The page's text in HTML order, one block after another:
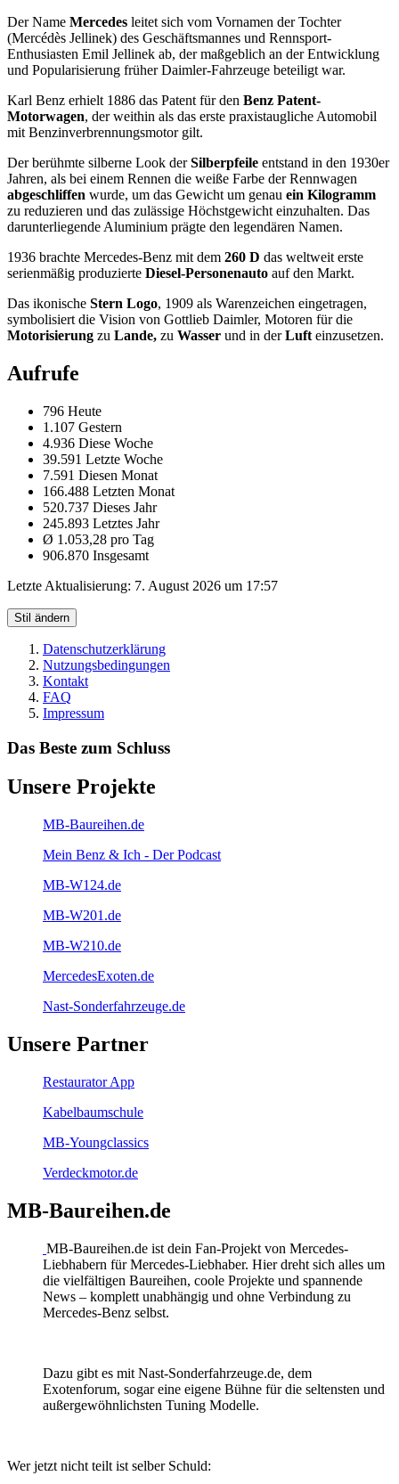
Der Name Mercedes leitet sich vom Vornamen der Tochter
(Mercédès Jellinek) des Geschäftsmannes und Rennsport-
Enthusiasten Emil Jellinek ab, der maßgeblich an der Entwicklung
und Popularisierung früher Daimler-Fahrzeuge beteiligt war.
Karl Benz erhielt 1886 das Patent für den Benz Patent-
Motorwagen, der weithin als das erste praxistaugliche Automobil
mit Benzinverbrennungsmotor gilt.
Der berühmte silberne Look derSilberpfeile entstand in den 1930er
Jahren, als bei einem Rennen die weiße Farbe der Rennwagen
abgeschliffen wurde, um das Gewicht um genau ein Kilogramm
zu reduzieren und das zulässige Höchstgewicht einzuhalten. Das
darunterliegende Aluminium prägte den legendären Namen.
1936 brachte Mercedes-Benz mit dem 260 D das weltweit erste
serienmäßig produzierte Diesel-Personenauto auf den Markt.
Das ikonische Stern Logo, 1909 als Warenzeichen eingetragen,
symbolisiert die Vision von Gottlieb Daimler, Motoren für die
Motorisierung zu Lande, zu Wasser und in derLuft einzusetzen.
Aufrufe
796 Heute
1.107 Gestern
4.936 Diese Woche
39.591 Letzte Woche
7.591 Diesen Monat
166.488 Letzten Monat
520.737 Dieses Jahr
245.893 Letztes Jahr
Ø 1.053,28 pro Tag
906.870 Insgesamt
Letzte Aktualisierung: 7. August 2026 um 17:57
Stil ändern
Datenschutzerklärung
Nutzungsbedingungen
Kontakt
FAQ
Impressum
Das Beste zum Schluss
Unsere Projekte
MB-Baureihen.de
Mein Benz & Ich - Der Podcast
MB-W124.de
MB-W201.de
MB-W210.de
MercedesExoten.de
Nast-Sonderfahrzeuge.de
Unsere Partner
Restaurator App
Kabelbaumschule
MB-Youngclassics
Verdeckmotor.de
MB-Baureihen.de
MB-Baureihen.de ist dein Fan-Projekt von Mercedes-
Liebhabern für Mercedes-Liebhaber. Hier dreht sich alles um
die vielfältigen Baureihen, coole Projekte und spannende
News – komplett unabhängig und ohne Verbindung zu
Mercedes-Benz selbst.
Dazu gibt es mit Nast-Sonderfahrzeuge.de, dem
Exotenforum, sogar eine eigene Bühne für die seltensten und
außergewöhnlichsten Tuning Modelle.
Wer jetzt nicht teilt ist selber Schuld: